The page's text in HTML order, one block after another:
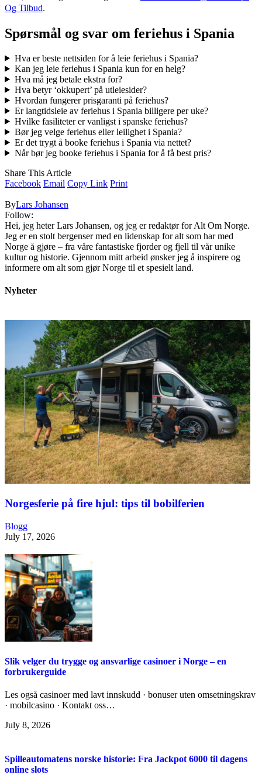
Og Tilbud.
Spørsmål og svar om feriehus i Spania
Hva er beste nettsiden for å leie feriehus i Spania?
Kan jeg leie feriehus i Spania kun for en helg?
Hva må jeg betale ekstra for?
Hva betyr ‘okkupert’ på utleiesider?
Hvordan fungerer prisgaranti på feriehus?
Er langtidsleie av feriehus i Spania billigere per uke?
Hvilke fasiliteter er vanligst i spanske feriehus?
Bør jeg velge feriehus eller leilighet i Spania?
Er det trygt å booke feriehus i Spania via nettet?
Når bør jeg booke feriehus i Spania for å få best pris?
Share This Article
Facebook Email Copy Link Print
ByLars Johansen
Follow:
Hei, jeg heter Lars Johansen, og jeg er redaktør for Alt Om Norge.
Jeg er en stolt bergenser med en lidenskap for alt som har med
Norge å gjøre – fra våre fantastiske fjorder og fjell til vår unike
kultur og historie. Gjennom mitt arbeid ønsker jeg å inspirere og
informere om alt som gjør Norge til et spesielt land.
Nyheter
Norgesferie på fire hjul: tips til bobilferien
Blogg
July 17, 2026
Slik velger du trygge og ansvarlige casinoer i Norge – en
forbrukerguide
Les også casinoer med lavt innskudd · bonuser uten omsetningskrav
· mobilcasino · Kontakt oss…
July 8, 2026
Spilleautomatens norske historie: Fra Jackpot 6000 til dagens
online slots